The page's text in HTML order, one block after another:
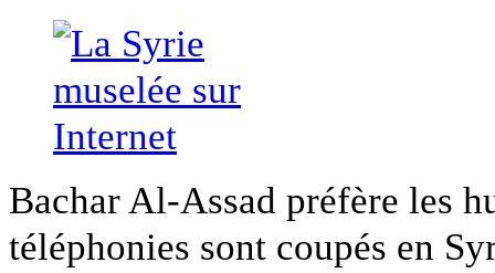
Bachar Al-Assad préfère les
téléphonies sont coupés en